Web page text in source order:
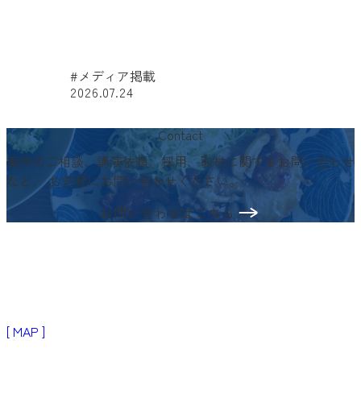
#メディア掲載
2026.07.24
Contact
案件のご相談、講演依頼、採用、取材に関するお問い合わせ
など、お気軽にお問い合わせください。
お問い合わせはこちら
[ MAP ]